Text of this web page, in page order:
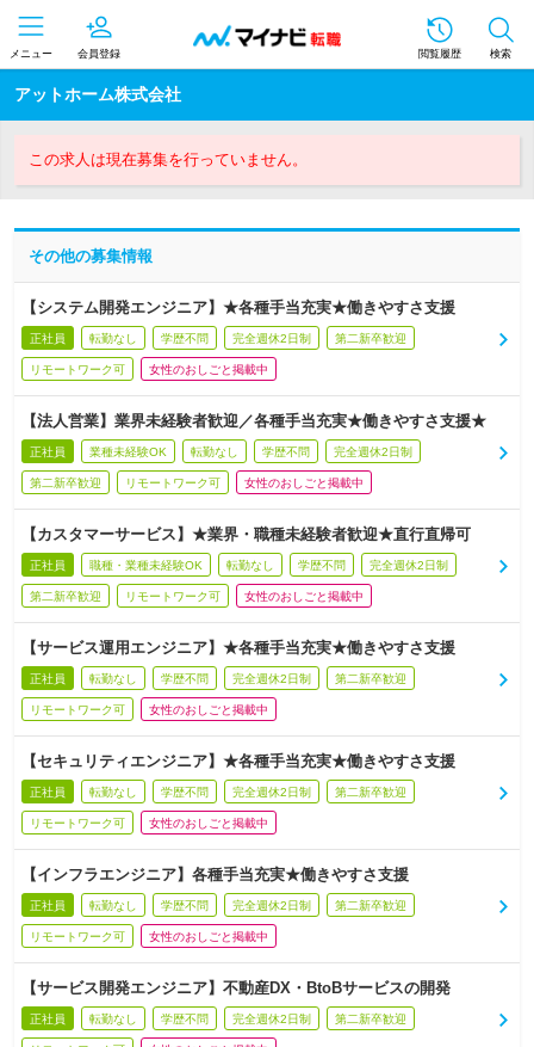
メニュー 会員登録 閲覧履歴 検索
アットホーム株式会社
この求人は現在募集を行っていません。
その他の募集情報
【システム開発エンジニア】★各種手当充実★働きやすさ支援
正社員 転勤なし 学歴不問 完全週休2日制 第二新卒歓迎
リモートワーク可 女性のおしごと掲載中
【法人営業】業界未経験者歓迎／各種手当充実★働きやすさ支援★
正社員 業種未経験OK 転勤なし 学歴不問 完全週休2日制
第二新卒歓迎 リモートワーク可 女性のおしごと掲載中
【カスタマーサービス】★業界・職種未経験者歓迎★直行直帰可
正社員 職種・業種未経験OK 転勤なし 学歴不問 完全週休2日制
第二新卒歓迎 リモートワーク可 女性のおしごと掲載中
【サービス運用エンジニア】★各種手当充実★働きやすさ支援
正社員 転勤なし 学歴不問 完全週休2日制 第二新卒歓迎
リモートワーク可 女性のおしごと掲載中
【セキュリティエンジニア】★各種手当充実★働きやすさ支援
正社員 転勤なし 学歴不問 完全週休2日制 第二新卒歓迎
リモートワーク可 女性のおしごと掲載中
【インフラエンジニア】各種手当充実★働きやすさ支援
正社員 転勤なし 学歴不問 完全週休2日制 第二新卒歓迎
リモートワーク可 女性のおしごと掲載中
【サービス開発エンジニア】不動産DX・BtoBサービスの開発
正社員 転勤なし 学歴不問 完全週休2日制 第二新卒歓迎